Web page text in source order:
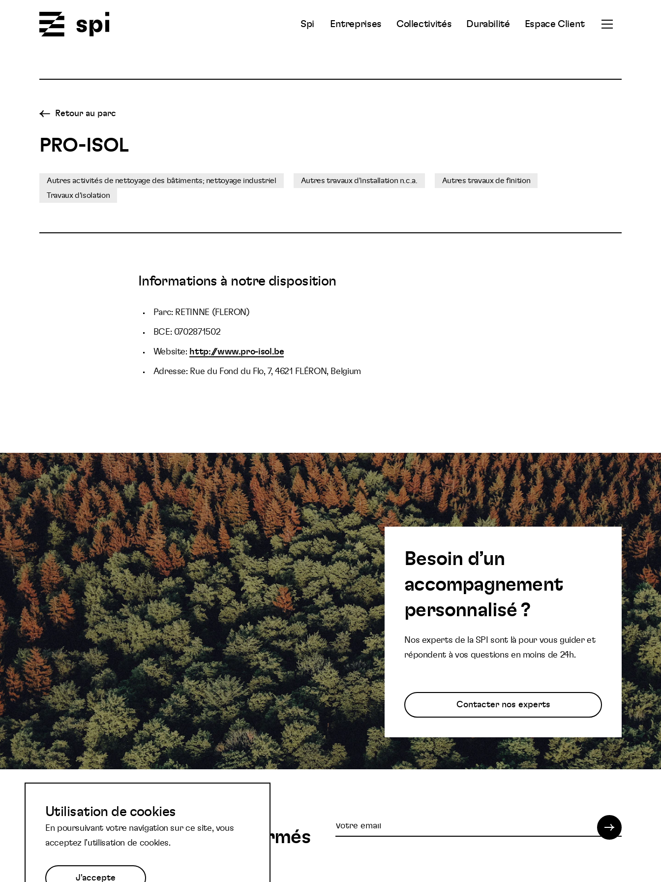
Spi Entreprises Collectivités Durabilité Espace Client
Ouvrir
Retour au parc
PRO-ISOL
Autres activités de nettoyage des bâtiments; nettoyage industriel Autres travaux d'installation n.c.a.
Autres travaux de finition
Travaux d'isolation
Informations à notre disposition
Parc: RETINNE (FLERON)
BCE: 0702871502
Website: http://www.pro-isol.be
Adresse: Rue du Fond du Flo, 7, 4621 FLÉRON, Belgium
Besoin d’un
accompagnement
personnalisé ?
Nos experts de la SPI sont là pour vous guider et
répondent à vos questions en moins de 24h.
Contacter nos experts
Abonnez-vous à notre
newsletter et restez informés
Votre
Utilisation de cookies
En poursuivant votre navigation sur ce site, vous
acceptez l’utilisation de cookies.
J'accepte